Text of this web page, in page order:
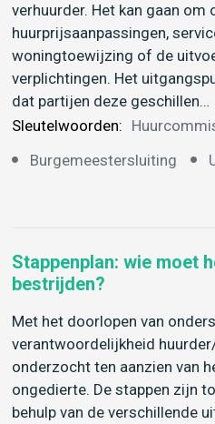
verhuurder. Het kan gaan om
huurprijsaanpassingen,
woningtoewijzing of de
verplichtingen. Het
dat partijen deze geschillen…
Sleutelwoorden:
Burgemeestersluiting
Stappenplan: wie moet
bestrijden?
Met het doorlopen van
verantwoordelijkheid
onderzocht ten aanzien van
ongedierte. De stappen zijn
behulp van de verschillende